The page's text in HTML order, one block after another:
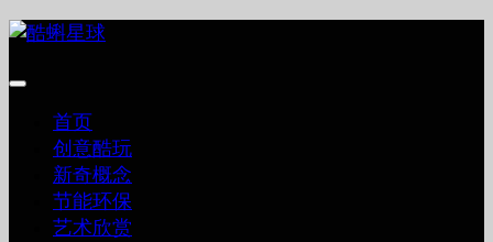
跳
内
首页
创意酷玩
新奇概念
节能环保
艺术欣赏